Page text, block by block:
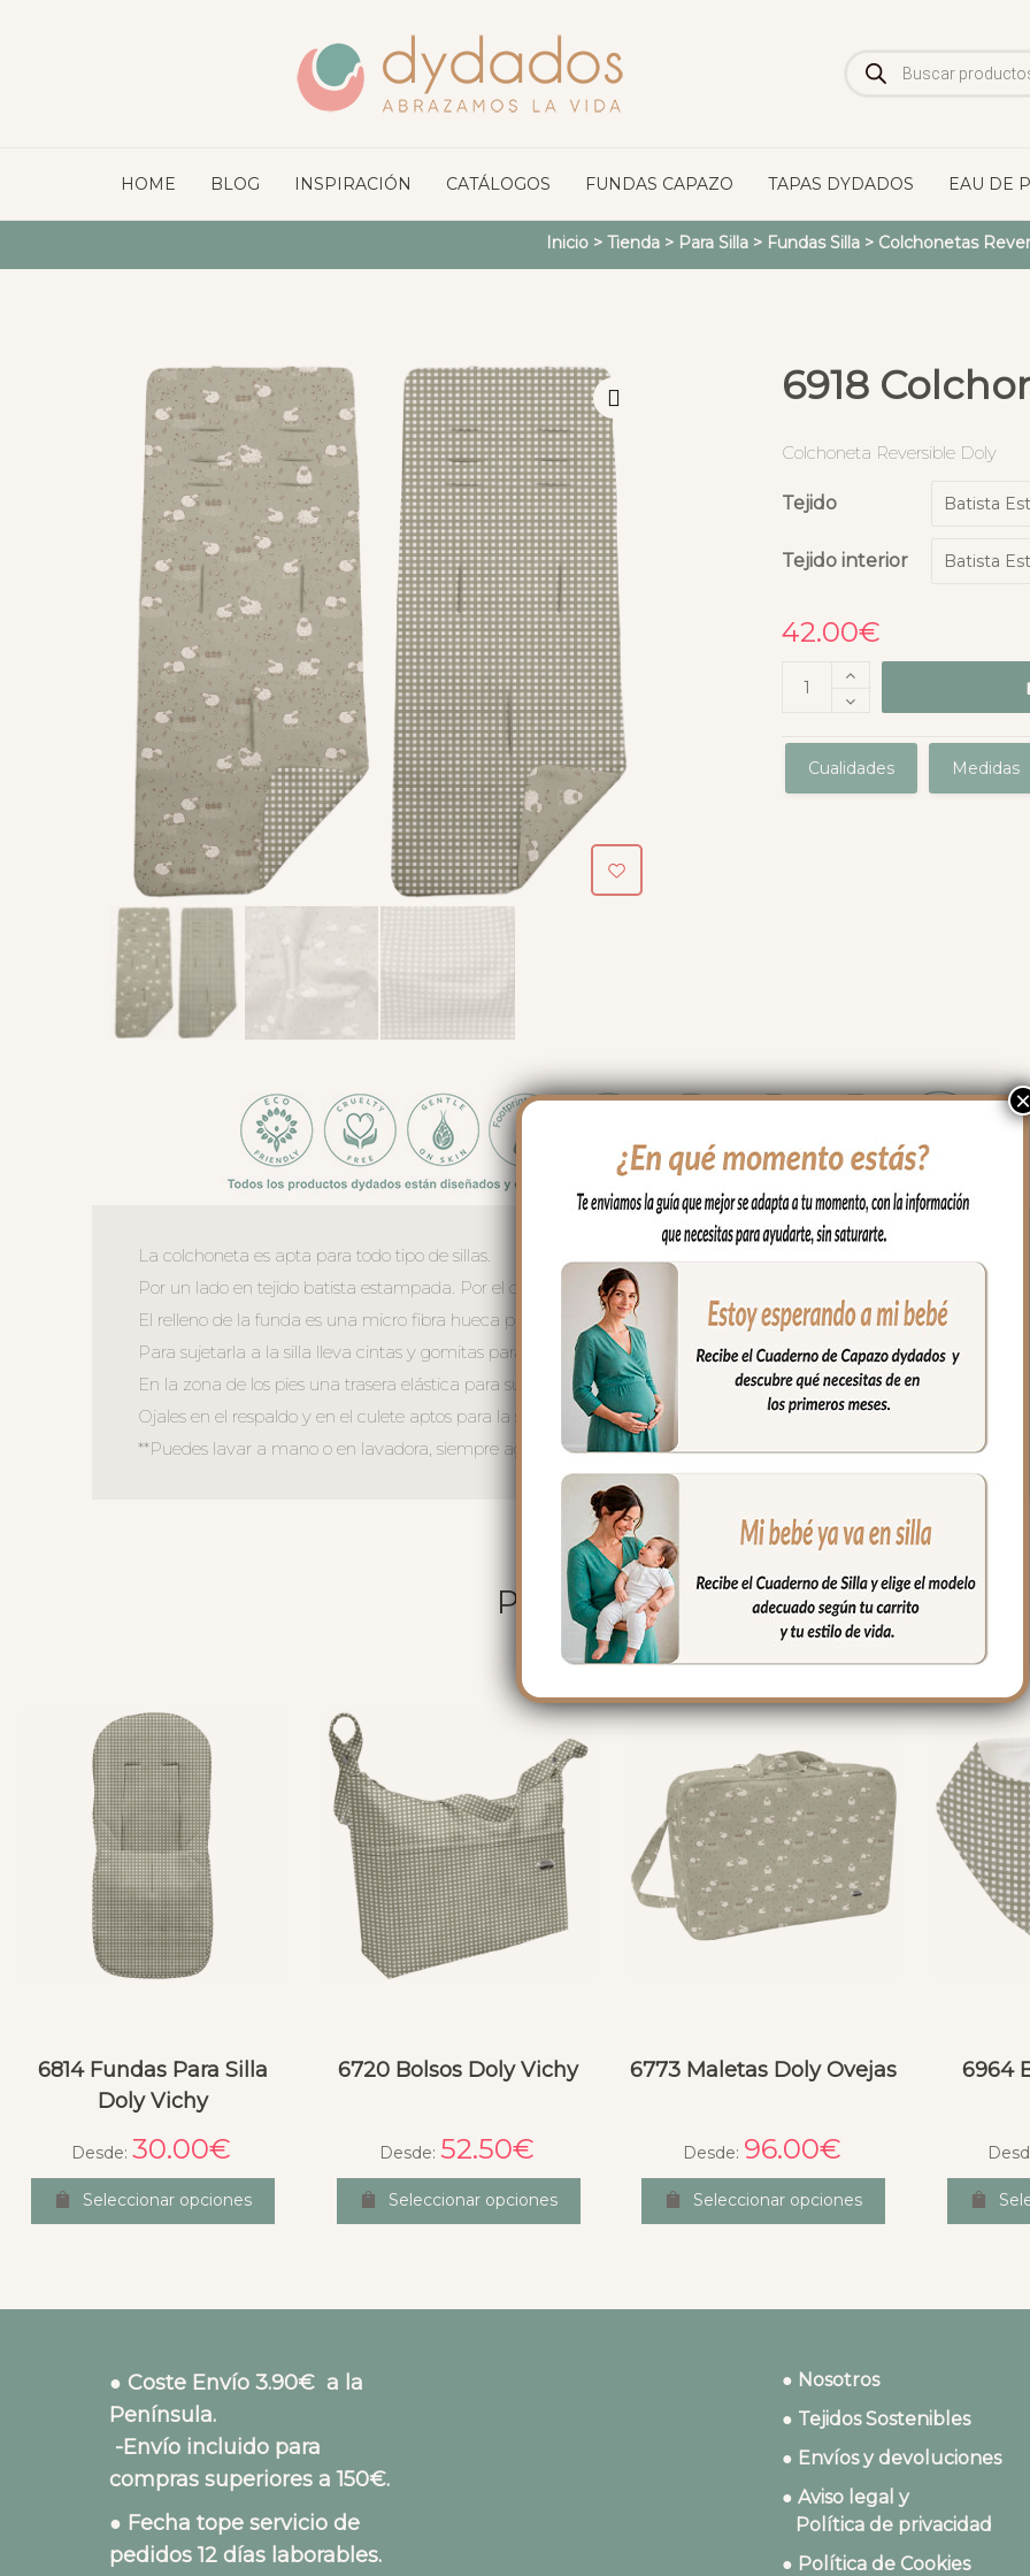
de
productos
HOME BLOG INSPIRACIÓN CATÁLOGOS FUNDAS CAPAZO TAPAS DYDADOS EAU DE
Inicio> Tienda> Para Silla> Fundas Silla> Colchonetas
6918
Colchoneta Reversible Doly
Tejido
Tejido interior
42.00€
Cualidades Medidas
La colchoneta es apta para todo tipo de sillas.
Por un lado en tejido batista estampada. Por el otro lado en tejido de piqué.
El relleno de la funda es una micro fibra hueca para mayor confort del bebé y muy buena transpirabilidad.
Para sujetarla a la silla lleva cintas y gomitas para ajustarla bien.
En la zona de los pies una trasera elástica para sujetar la funda en la parte de abajo.
Ojales en el respaldo y en el culete aptos para la salida de arenes de todo tipo de sillas.
**Puedes lavar a mano o en lavadora, siempre agua fría, jabones no abrasivos y secado al natural.
PRODUCTOS RELACIONADOS
6814 Fundas Para Silla
Doly Vichy
Desde: 30.00€
Seleccionar opciones
6720 Bolsos Doly Vichy
Desde: 52.50€
Seleccionar opciones
6773 Maletas Doly Ovejas
Desde: 96.00€
Seleccionar opciones
6964
● Coste Envío 3.90€ a la
Península.
-Envío incluido para
compras superiores a 150€.
● Fecha tope servicio de
pedidos 12 días laborables.
● Nosotros
● Tejidos Sostenibles
● Envíos y devoluciones
● Aviso legal y
Política de privacidad
● Política de Cookies
×